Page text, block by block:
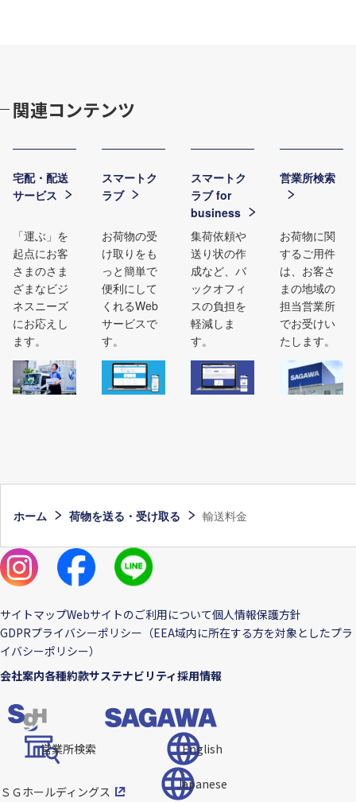
関連コンテンツ
宅配・配送
サービス
「運ぶ」を
起点にお客
さまのさま
ざまなビジ
ネスニーズ
にお応えし
ます。
スマートク
ラブ
お荷物の受
け取りをも
っと簡単で
便利にして
くれるWeb
サービスで
す。
スマートク
ラブ for
business
集荷依頼や
送り状の作
成など、バ
ックオフィ
スの負担を
軽減しま
す。
営業所検索
お荷物に関
するご用件
は、お客さ
まの地域の
担当営業所
でお受けい
たします。
ホーム 荷物を送る・受け取る 輸送料金
サイトマップWebサイトのご利用について個人情報保護方針
GDPRプライバシーポリシー（EEA域内に所在する方を対象としたプラ
イバシーポリシー）
会社案内各種約款サステナビリティ採用情報
営業所検索 English
Japanese
ＳＧホールディングス